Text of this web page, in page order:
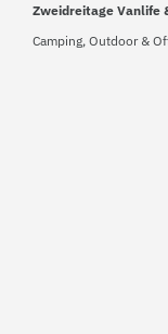
Zweidreitage Vanlife
Camping, Outdoor &